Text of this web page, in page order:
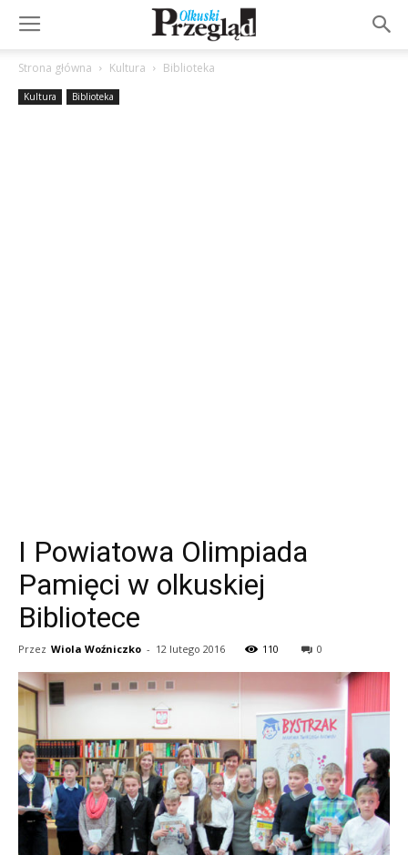
Strona główna Kultura Biblioteka
Kultura Biblioteka
I Powiatowa Olimpiada
Pamięci w olkuskiej
Bibliotece
Przez Wiola Woźniczko - 12 lutego 2016 110 0